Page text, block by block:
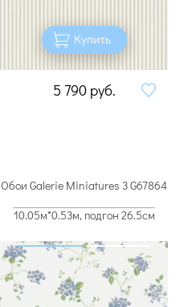
Купить
5 790 руб.
Обои Galerie Miniatures 3 G67864
10.05м*0.53м, подгон 26.5см